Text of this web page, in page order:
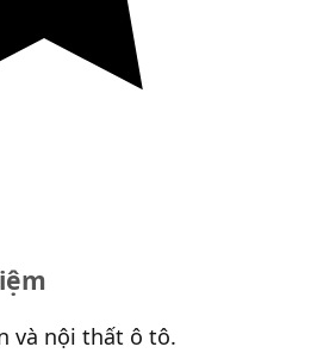
và nội thất ô tô.